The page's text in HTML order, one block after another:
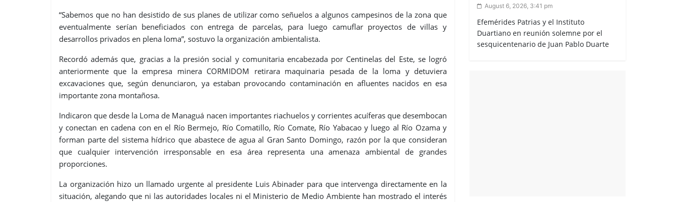
“Sabemos que no han desistido de sus planes de utilizar como señuelos a algunos campesinos de la zona que
eventualmente serían beneficiados con entrega de parcelas, para luego camuflar proyectos de villas y
desarrollos privados en plena loma”, sostuvo la organización ambientalista.
Recordó además que, gracias a la presión social y comunitaria encabezada por Centinelas del Este, se logró
anteriormente que la empresa minera CORMIDOM retirara maquinaria pesada de la loma y detuviera
excavaciones que, según denunciaron, ya estaban provocando contaminación en afluentes nacidos en esa
importante zona montañosa.
Indicaron que desde la Loma de Managuá nacen importantes riachuelos y corrientes acuíferas que desembocan
y conectan en cadena con en el Río Bermejo, Río Comatillo, Río Comate, Río Yabacao y luego al Río Ozama y
forman parte del sistema hídrico que abastece de agua al Gran Santo Domingo, razón por la que consideran
que cualquier intervención irresponsable en esa área representa una amenaza ambiental de grandes
proporciones.
La organización hizo un llamado urgente al presidente Luis Abinader para que intervenga directamente en la
situación, alegando que ni las autoridades locales ni el Ministerio de Medio Ambiente han mostrado el interés
August 6, 2026, 3:41 pm
Efemérides Patrias y el Instituto
Duartiano en reunión solemne por el
sesquicentenario de Juan Pablo Duarte